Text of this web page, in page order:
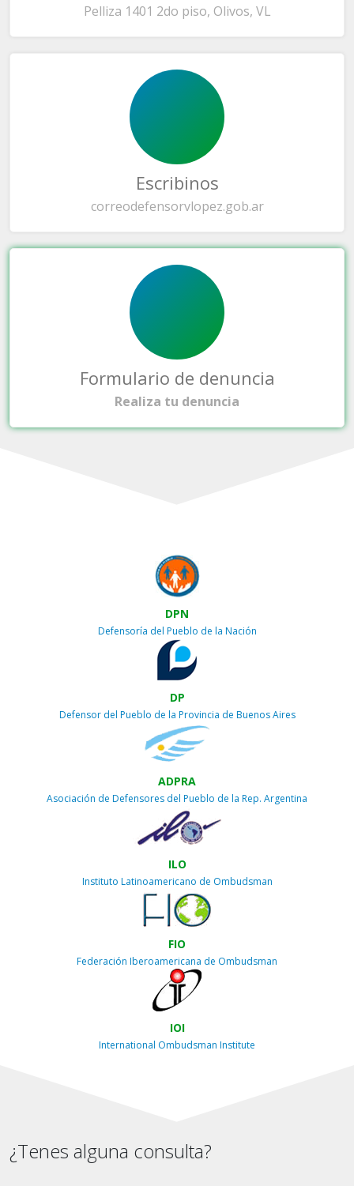
Pelliza 1401 2do piso, Olivos, VL
Escribinos
correodefensorvlopez.gob.ar
Formulario de denuncia
Realiza tu denuncia
DPN
Defensoría del Pueblo de la Nación
DP
Defensor del Pueblo de la Provincia de Buenos Aires
ADPRA
Asociación de Defensores del Pueblo de la Rep. Argentina
ILO
Instituto Latinoamericano de Ombudsman
FIO
Federación Iberoamericana de Ombudsman
IOI
International Ombudsman Institute
¿Tenes alguna consulta?